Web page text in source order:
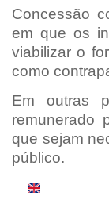
Concessão
em que os
viabilizar o
como
Em outras
remunerado
que sejam
público.